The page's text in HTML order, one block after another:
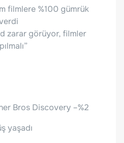
filmlere %100 gümrük
zarar görüyor, filmler
Bros Discovery –%2
yaşadı